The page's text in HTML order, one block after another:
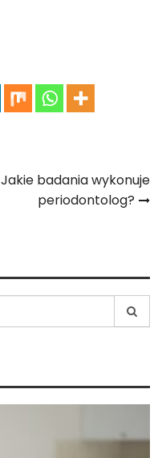
Jakie badania wykonuje
periodontolog?